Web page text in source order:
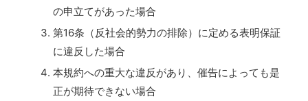
の申立てがあった場合
第16条（反社会的勢力の排除）に定める表明保証
に違反した場合
本規約への重大な違反があり、催告によっても是
正が期待できない場合